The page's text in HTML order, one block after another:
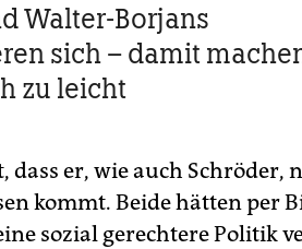
Walter-Borjans
sich – damit
zu leicht
dass er, wie auch Schröder,
kommt. Beide hätten per
sozial gerechtere Politik